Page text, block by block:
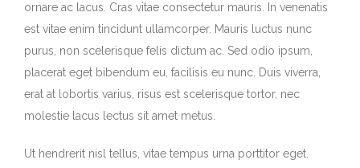
ornare ac lacus. Cras vitae consectetur mauris. In venenatis
est vitae enim tincidunt ullamcorper. Mauris luctus nunc
purus, non scelerisque felis dictum ac. Sed odio ipsum,
placerat eget bibendum eu, facilisis eu nunc. Duis viverra,
erat at lobortis varius, risus est scelerisque tortor, nec
molestie lacus lectus sit amet metus.
Ut hendrerit nisl tellus, vitae tempus urna porttitor eget.